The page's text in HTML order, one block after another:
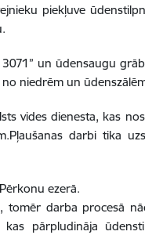
piekļuve
un ūdensaugu
niedrēm un
vides dienesta, kas
darbi tika
ezerā.
darba procesā
pārpludināja